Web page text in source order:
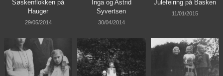
Søskenflokken på
Hauger
29/05/2014
Inga og Astrid
Syvertsen
30/04/2014
Julefeiring på Basken
11/01/2015